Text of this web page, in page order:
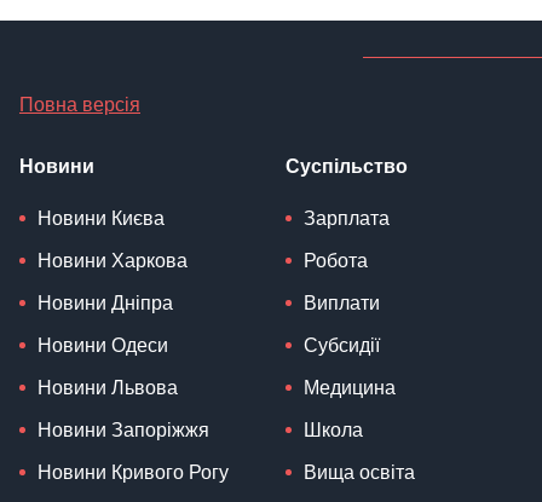
Повна версія
Новини
Новини Києва
Новини Харкова
Новини Дніпра
Новини Одеси
Новини Львова
Новини Запоріжжя
Новини Кривого Рогу
Суспільство
Зарплата
Робота
Виплати
Субсидії
Медицина
Школа
Вища освіта